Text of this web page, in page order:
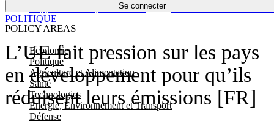
Se connecter
POLICY AREAS
Economie
Politique
Agriculture et Alimentation
Santé
Technologies
Energie, Environnement et Transport
Défense
Économie
L’UE fait pression sur les pays
en développement pour qu’ils
réduisent leurs émissions [FR]
POLITIQUE